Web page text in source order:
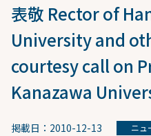
表敬 Rector of
University and
courtesy call on
Kanazawa
掲載日：2010-12-13 ニュ